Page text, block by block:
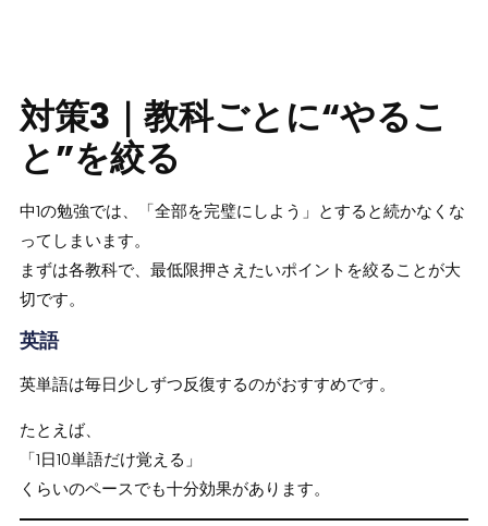
対策3｜教科ごとに“やるこ
と”を絞る
中1の勉強では、「全部を完璧にしよう」とすると続かなくな
ってしまいます。
まずは各教科で、最低限押さえたいポイントを絞ることが大
切です。
英語
英単語は毎日少しずつ反復するのがおすすめです。
たとえば、
「1日10単語だけ覚える」
くらいのペースでも十分効果があります。